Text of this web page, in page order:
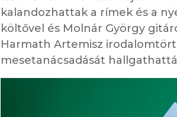
kalandozhattak a rímek és a
költővel és Molnár György
Harmath Artemisz
mesetanácsadását